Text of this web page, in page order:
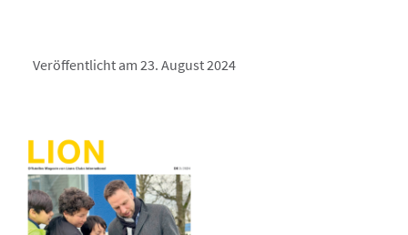
Veröffentlicht am 23. August 2024